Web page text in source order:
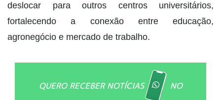
deslocar para outros centros universitários,
fortalecendo a conexão entre educação,
agronegócio e mercado de trabalho.
QUERO RECEBER NOTÍCIAS NO